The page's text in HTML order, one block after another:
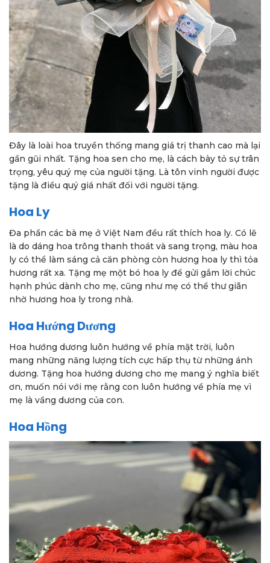
Đây là loài hoa truyền thống mang giá trị thanh cao mà lại
gần gũi nhất. Tặng hoa sen cho mẹ, là cách bày tỏ sự trân
trọng, yêu quý mẹ của người tặng. Là tôn vinh người được
tặng là điều quý giá nhất đối với người tặng.
Hoa Ly
Đa phần các bà mẹ ở Việt Nam đều rất thích hoa ly. Có lẽ
là do dáng hoa trông thanh thoát và sang trọng, màu hoa
ly có thể làm sáng cả căn phòng còn hương hoa ly thì tỏa
hương rất xa. Tặng mẹ một bó hoa ly để gửi gắm lời chúc
hạnh phúc dành cho mẹ, cũng như mẹ có thể thư giãn
nhờ hương hoa ly trong nhà.
Hoa Hướng Dương
Hoa hướng dương luôn hướng về phía mặt trời, luôn
mang những năng lượng tích cực hấp thụ từ những ánh
dương. Tặng hoa hướng dương cho mẹ mang ý nghĩa biết
ơn, muốn nói với mẹ rằng con luôn hướng về phía mẹ vì
mẹ là vầng dương của con.
Hoa Hồng